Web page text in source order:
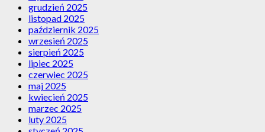
grudzień 2025
listopad 2025
październik 2025
wrzesień 2025
sierpień 2025
lipiec 2025
czerwiec 2025
maj 2025
kwiecień 2025
marzec 2025
luty 2025